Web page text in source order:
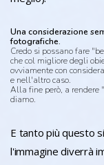
Una considerazione
fotografiche.
Credo si possano fare
che col migliore degli
ovviamente con
e nell'altro caso.
Alla fine però, a
diamo.
E tanto più questo
l'immagine diverrà